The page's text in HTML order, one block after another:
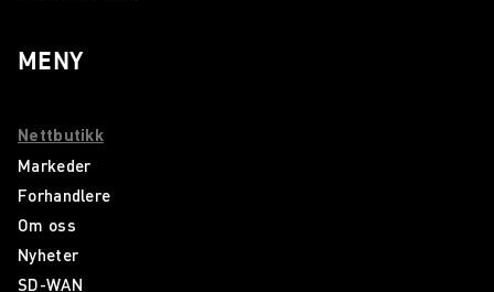
MENY
Nettbutikk
Markeder
Forhandlere
Om oss
Nyheter
SD-WAN